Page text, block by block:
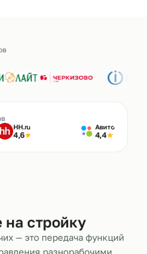
HH.ru
4,6★
Авито
4,4★
на стройку
— это передача функций
разнорабочими